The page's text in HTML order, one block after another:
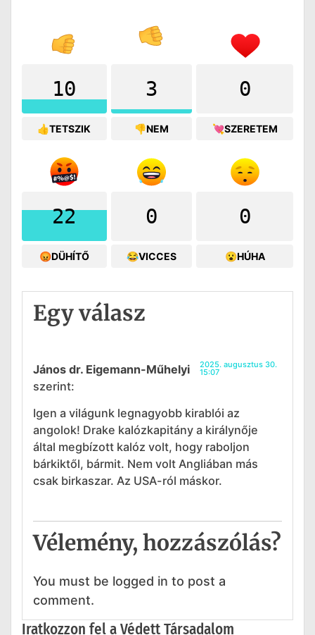
10
👍TETSZIK
3
👎NEM
0
💘SZERETEM
22
😡DÜHÍTŐ
0
😂VICCES
0
😮HÚHA
Egy válasz
János dr. Eigemann-Műhelyi
szerint:
2025. augusztus 30.
15:07
Igen a világunk legnagyobb kirablói az
angolok! Drake kalózkapitány a királynője
által megbízott kalóz volt, hogy raboljon
bárkiktől, bármit. Nem volt Angliában más
csak birkaszar. Az USA-ról máskor.
Vélemény, hozzászólás?
You must be logged in to post a
comment.
Iratkozzon fel a Védett Társadalom